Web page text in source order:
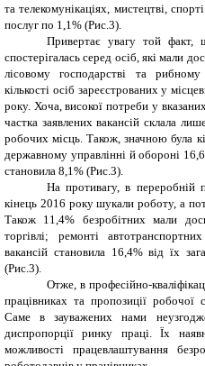
та телекомунікаціях, мистецтві,
послуг по 1,1% (Рис.3).
Привертає увагу той факт,
спостерігалась серед осіб, які мали
лісовому господарстві та
кількості осіб зареєстрованих у
року. Хоча, високої потреби у
частка заявлених вакансій склала
робочих місць Також, значною була
державному управлінні й обороні
становила 8,1% (Рис.3)
На противагу, в переробній
кінець 2016 року шукали роботу, а
Також 11,4% безробітних мали
торгівлі; ремонті
вакансій становила 1 6,4% від їх
(Рис.3)
Отже, в професійно-
працівниках та пропозиції робочої
Саме в зауважених нами
диспропорції ринку праці. Їх
можливості працевлаштування